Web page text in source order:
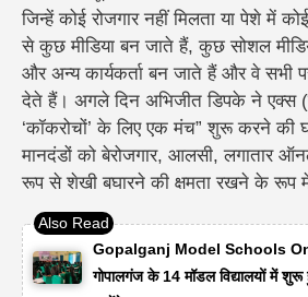
जिन्हें कोई रोजगार नहीं मिलता या पेशे में
से कुछ मीडिया बन जाते हैं, कुछ सोशल
और अन्य कार्यकर्ता बन जाते हैं और वे सभी
देते हैं। अगले दिन अभिजीत डिपके ने एक्स
‘कॉकरोचों’ के लिए एक मंच” शुरू करने की
मानदंडों को बेरोजगार, आलसी, लगातार
रूप से शेखी बघारने की क्षमता रखने के रूप में
Gopalganj Model Schools
गोपालगंज के 14 मॉडल विद्यालयों में